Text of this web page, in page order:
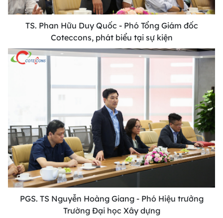
TS. Phan Hữu Duy Quốc - Phó Tổng Giám đốc
Coteccons, phát biểu tại sự kiện
PGS. TS Nguyễn Hoàng Giang - Phó Hiệu trưởng
Trường Đại học Xây dựng